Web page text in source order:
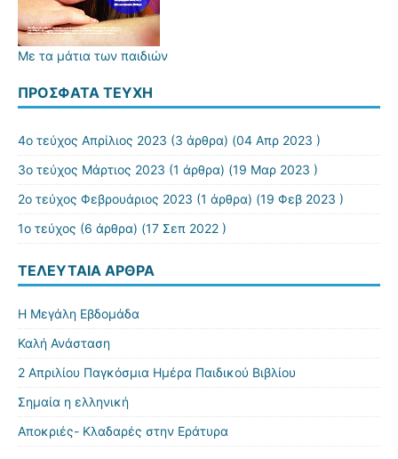
Με τα μάτια των παιδιών
ΠΡΌΣΦΑΤΑ ΤΕΎΧΗ
4ο τεύχος Απρίλιος 2023 (3 άρθρα) (04 Απρ 2023 )
3ο τεύχος Μάρτιος 2023 (1 άρθρα) (19 Μαρ 2023 )
2ο τεύχος Φεβρουάριος 2023 (1 άρθρα) (19 Φεβ 2023 )
1ο τεύχος (6 άρθρα) (17 Σεπ 2022 )
ΤΕΛΕΥΤΑΊΑ ΆΡΘΡΑ
Η Μεγάλη Εβδομάδα
Καλή Ανάσταση
2 Απριλίου Παγκόσμια Ημέρα Παιδικού Βιβλίου
Σημαία η ελληνική
Αποκριές- Κλαδαρές στην Εράτυρα